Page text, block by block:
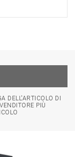
DELL'ARTICOLO DI
PIÙ